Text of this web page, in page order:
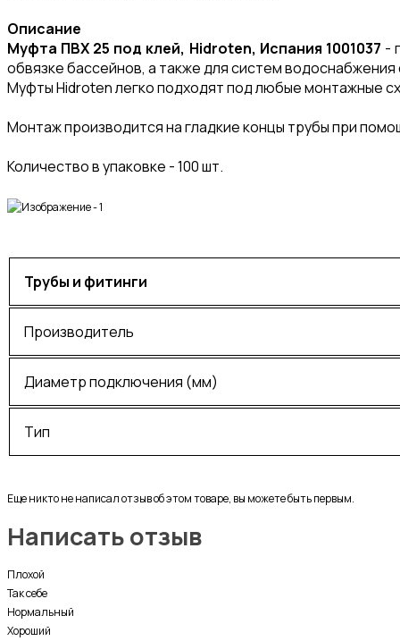
Описание
Муфта ПВХ 25 под клей, Hidroten, Испания 1001037 -
обвязке бассейнов, а также для систем
Муфты Hidroten легко подходят под любые монтажные
Монтаж производится на гладкие концы трубы при
Количество в упаковке - 100 шт.
Трубы и фитинги
Производитель
Диаметр подключения (мм)
Тип
Еще никто не написал отзыв об этом товаре, вы можете быть первым.
Написать отзыв
Плохой
Так себе
Нормальный
Хороший